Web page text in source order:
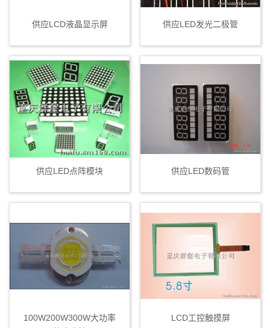
供应LCD液晶显示屏 供应LED发光二极管
供应LED点阵模块 供应LED数码管
100W200W300W大功率
LCD工控触摸屏